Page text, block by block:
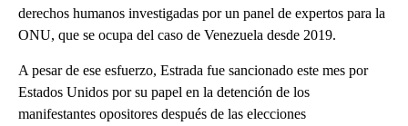
derechos humanos investigadas por un panel de expertos para la
ONU, que se ocupa del caso de Venezuela desde 2019.
A pesar de ese esfuerzo, Estrada fue sancionado este mes por
Estados Unidos por su papel en la detención de los
manifestantes opositores después de las elecciones